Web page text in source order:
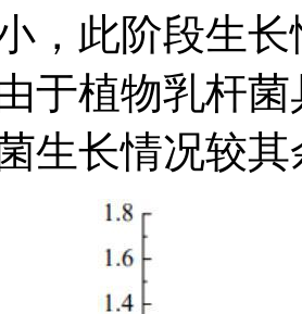
，此阶段生
于植物乳杆
生长情况较